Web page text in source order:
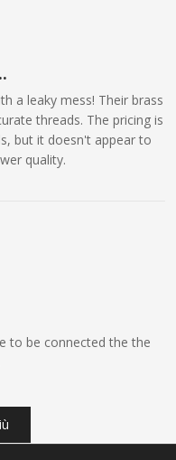
a leaky mess! Their brass
threads. The pricing is
but it doesn't appear to
quality.
to be connected the the